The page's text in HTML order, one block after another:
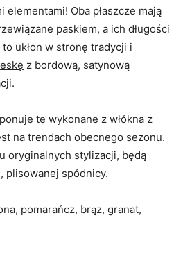
Oba płaszcze mają
paskiem, a ich długości
ukłon w stronę tradycji i
z bordową, satynową
te wykonane z włókna z
na trendach obecnego sezonu.
oryginalnych stylizacji, będą
plisowanej spódnicy.
pomarańcz, brąz, granat,